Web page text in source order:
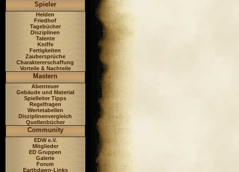
Spieler
Helden
Friedhof
Tagebücher
Disziplinen
Talente
Kniffe
Fertigkeiten
Zaubersprüche
Charaktererschaffung
Vorteile & Nachteile
Mastern
Abenteuer
Gebäude und Material
Spielleiter Tipps
Regelfragen
Wertetabellen
Disziplinenvergleich
Quellenbücher
Community
EDW e.V.
Mitglieder
ED Gruppen
Galerie
Forum
Earthdawn-Links